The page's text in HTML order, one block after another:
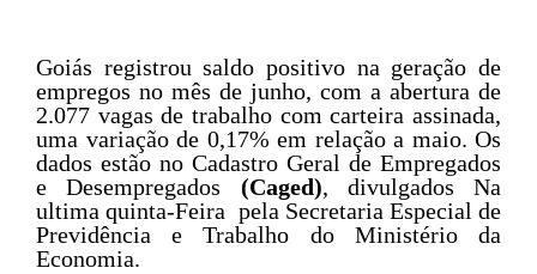
Goiás registrou saldo positivo na geração de
empregos no mês de junho, com a abertura de
2.077 vagas de trabalho com carteira assinada,
uma variação de 0,17% em relação a maio. Os
dados estão no Cadastro Geral de Empregados
e Desempregados (Caged), divulgados Na
ultima quinta-Feira pela Secretaria Especial de
Previdência e Trabalho do Ministério da
Economia.